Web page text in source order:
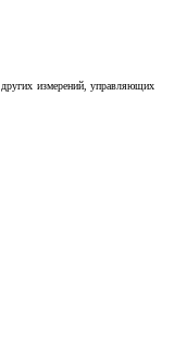
других измерений, управляющих